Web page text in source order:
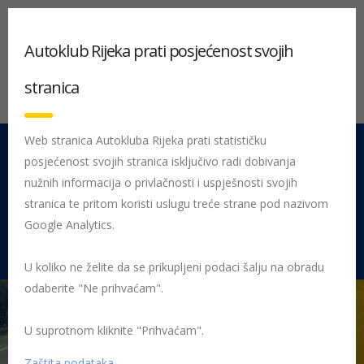
051 212 442 Centrala
Pon - Pet 08:00 - 16:00
Rujevica 9/1, 51000 Rijeka
Početna Posljednje objavljene novosti
Autoklub Rijeka prati posjećenost svojih
stranica
Web stranica Autokluba Rijeka prati statističku
posjećenost svojih stranica isključivo radi dobivanja
nužnih informacija o privlačnosti i uspješnosti svojih
stranica te pritom koristi uslugu treće strane pod nazivom
Google Analytics.
U koliko ne želite da se prikupljeni podaci šalju na obradu
odaberite "Ne prihvaćam".
U suprotnom kliknite "Prihvaćam".